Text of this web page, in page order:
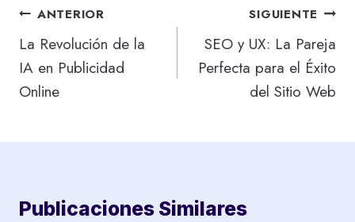
Navegación
de
entradas
ANTERIOR
La Revolución de la
IA en Publicidad
Online
SIGUIENTE
SEO y UX: La Pareja
Perfecta para el Éxito
del Sitio Web
Publicaciones Similares